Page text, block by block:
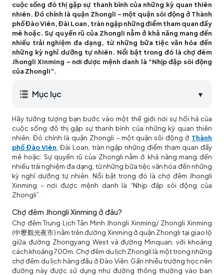
cuộc sống đô thị gặp sự thanh bình của những kỳ quan thiên
nhiên. Đó chính là quận Zhongli – một quận sôi động ở Thành
phố Đào Viên, Đài Loan, tràn ngập những điểm tham quan đầy
mê hoặc. Sự quyến rũ của Zhongli nằm ở khả năng mang đến
nhiều trải nghiệm đa dạng, từ những bữa tiệc văn hóa đến
những kỳ nghỉ dưỡng tự nhiên. Nổi bật trong đó là chợ đêm
Jhongli Xinming – nơi được mệnh danh là “Nhịp đập sôi động
của Zhongli”.
Mục lục ▼
Hãy tưởng tượng bạn bước vào một thế giới nơi sự hối hả của
cuộc sống đô thị gặp sự thanh bình của những kỳ quan thiên
nhiên. Đó chính là quận Zhongli – một quận sôi động ở Thành
phố Đào Viên , Đài Loan, tràn ngập những điểm tham quan đầy
mê hoặc. Sự quyến rũ của Zhongli nằm ở khả năng mang đến
nhiều trải nghiệm đa dạng, từ những bữa tiệc văn hóa đến những
kỳ nghỉ dưỡng tự nhiên. Nổi bật trong đó là chợ đêm Jhongli
Xinming – nơi được mệnh danh là “Nhịp đập sôi động của
Zhongli”.
Chợ đêm Jhongli Xinming ở đâu?
Chợ đêm Trung Lịch Tân Minh Jhongli Xinming/ Zhongli Xinming
(中壢觀光夜市) nằm trên đường Xinming ở quận Zhongli tại giao lộ
giữa đường Zhongyang West và đường Minquan, với khoảng
cách khoảng 700m. Chợ đêm du lịch Zhongli là một trong những
chợ đêm du lịch hàng đầu ở Đào Viên. Gần nhiều trường học nên
đường này được sử dụng như đường thông thường vào ban